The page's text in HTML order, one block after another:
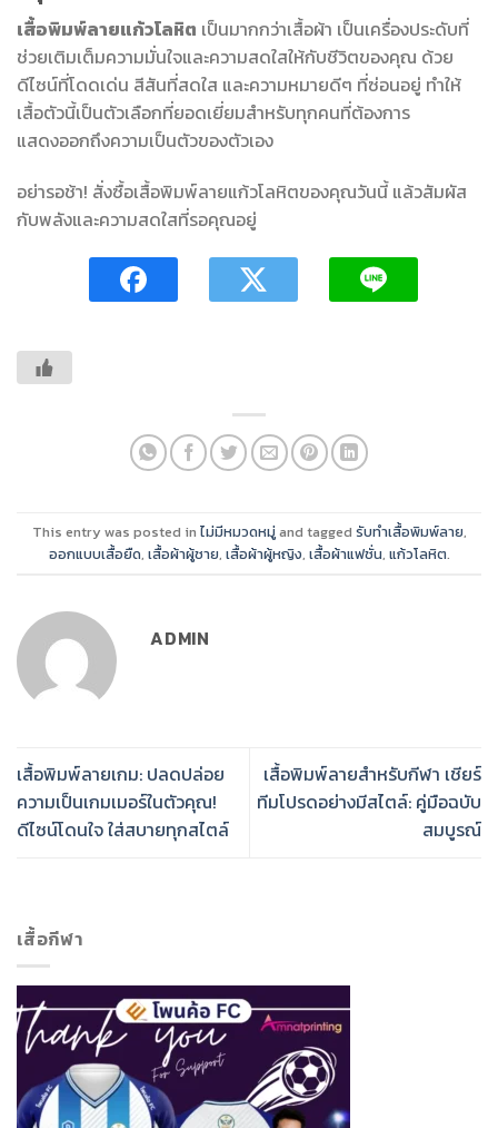
เสื้อพิมพ์ลายแก้วโลหิต เป็นมากกว่าเสื้อผ้า เป็นเครื่องประดับที่
ช่วยเติมเต็มความมั่นใจและความสดใสให้กับชีวิตของคุณ ด้วย
ดีไซน์ที่โดดเด่น สีสันที่สดใส และความหมายดีๆ ที่ซ่อนอยู่ ทำให้
เสื้อตัวนี้เป็นตัวเลือกที่ยอดเยี่ยมสำหรับทุกคนที่ต้องการ
แสดงออกถึงความเป็นตัวของตัวเอง
อย่ารอช้า! สั่งซื้อเสื้อพิมพ์ลายแก้วโลหิตของคุณวันนี้ แล้วสัมผัส
กับพลังและความสดใสที่รอคุณอยู่
This entry was posted in ไม่มีหมวดหมู่ and tagged รับทำเสื้อพิมพ์ลาย,
ออกแบบเสื้อยืด, เสื้อผ้าผู้ชาย, เสื้อผ้าผู้หญิง, เสื้อผ้าแฟชั่น, แก้วโลหิต.
ADMIN
เสื้อพิมพ์ลายเกม: ปลดปล่อย
ความเป็นเกมเมอร์ในตัวคุณ!
ดีไซน์โดนใจ ใส่สบายทุกสไตล์
เสื้อพิมพ์ลายสำหรับกีฬา เชียร์
ทีมโปรดอย่างมีสไตล์: คู่มือฉบับ
สมบูรณ์
เสื้อกีฬา